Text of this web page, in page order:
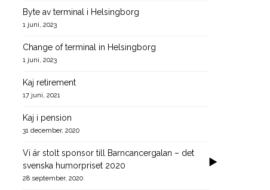
Byte av terminal i Helsingborg
1 juni, 2023
Change of terminal in Helsingborg
1 juni, 2023
Kaj retirement
17 juni, 2021
Kaj i pension
31 december, 2020
Vi är stolt sponsor till Barncancergalan – det
svenska humorpriset 2020
28 september, 2020